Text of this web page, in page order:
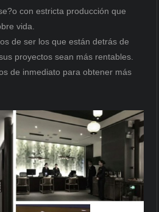
con estricta producción que
vida.
de ser los que están detrás de
proyectos sean más rentables.
de inmediato para obtener más